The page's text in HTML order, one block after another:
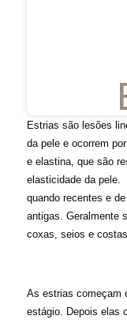
Estrias são lesões
da pele e ocorrem
e elastina, que são
elasticidade da pele.
quando recentes e
antigas. Geralmente
coxas, seios e
As estrias começam
estágio. Depois elas